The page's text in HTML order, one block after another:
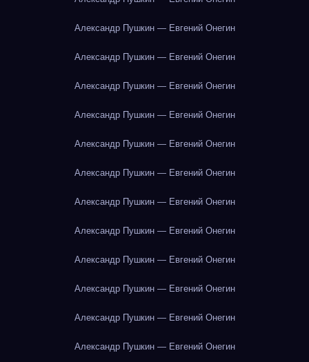
Александр Пушкин — Евгений Онегин
Александр Пушкин — Евгений Онегин
Александр Пушкин — Евгений Онегин
Александр Пушкин — Евгений Онегин
Александр Пушкин — Евгений Онегин
Александр Пушкин — Евгений Онегин
Александр Пушкин — Евгений Онегин
Александр Пушкин — Евгений Онегин
Александр Пушкин — Евгений Онегин
Александр Пушкин — Евгений Онегин
Александр Пушкин — Евгений Онегин
Александр Пушкин — Евгений Онегин